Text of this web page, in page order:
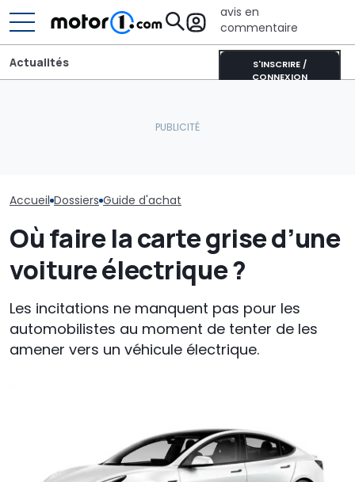
avis en
commentaire
S'INSCRIRE /
CONNEXION
Actualités
Accueil Dossiers Guide d'achat
Où faire la carte grise d’une
voiture électrique ?
Les incitations ne manquent pas pour les
automobilistes au moment de tenter de les
amener vers un véhicule électrique.